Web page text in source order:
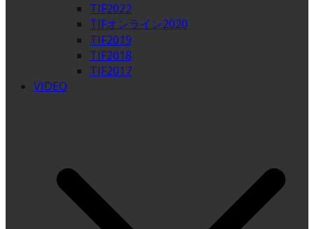
TIF2022
TIFオンライン2020
TIF2019
TIF2018
TIF2017
VIDEO